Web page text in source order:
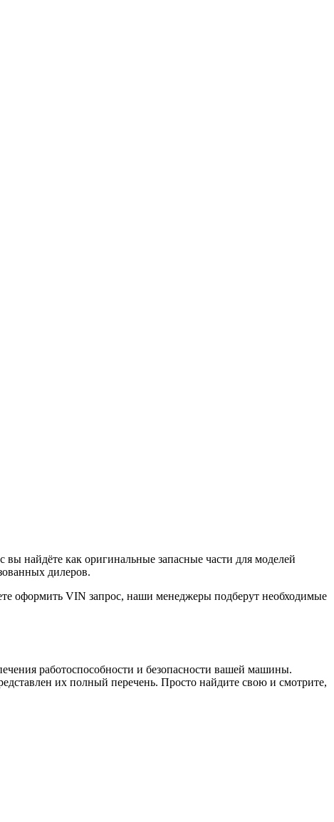
найдёте как оригинальные запасные части для моделей
дилеров.
оформить VIN запрос, наши менеджеры подберут необходимые
работоспособности и безопасности вашей машины.
их полный перечень. Просто найдите свою и смотрите,